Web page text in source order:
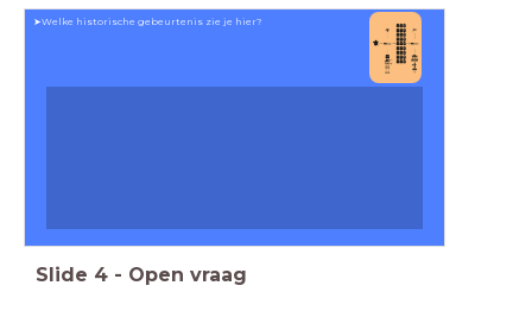
➤Welke historische gebeurtenis zie je hier?
Slide 4 - Open vraag